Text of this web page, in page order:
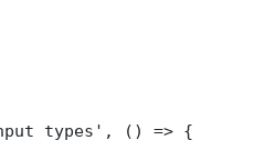
types', () => {